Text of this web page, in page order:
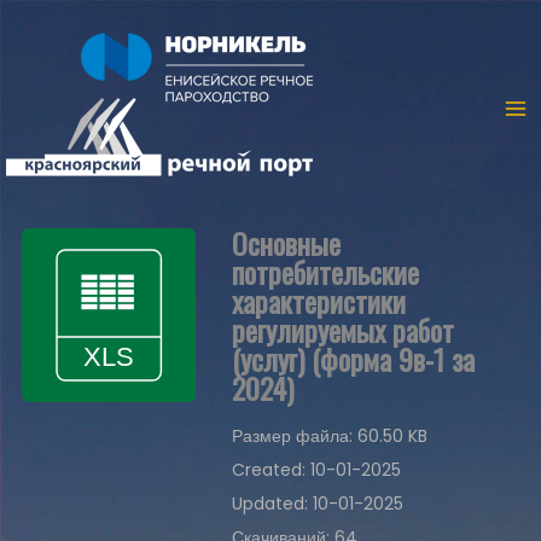
Основные
потребительские
характеристики
регулируемых работ
(услуг) (форма 9в-1 за
2024)
Размер файла: 60.50 KB
Created: 10-01-2025
Updated: 10-01-2025